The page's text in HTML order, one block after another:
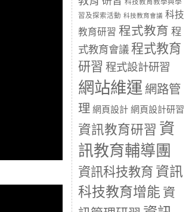
科技教育教學與學
習及探索活動 科技教育會議 科技
教育研習 程式教育 程
式教育會議 程式教育
研習 程式設計研習
網站維運 網路管
理 網頁設計 網頁設計研習
資訊教育研習 資
訊教育輔導團
資訊科技教育 資訊
科技教育增能 資